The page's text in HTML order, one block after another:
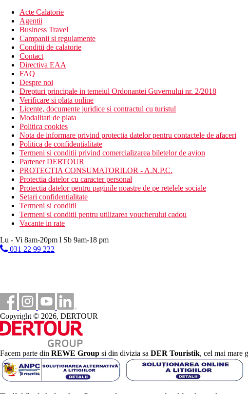
piscina
restaurant
lobby bar
Descrierea plajei
plaja cu nisip
marcat cu Steagul Albastru
Activitati sportive gratuite
fitness
Activitati sportive contra cost
snorkelling
aqua park
scufundari
calarie
bowling
ciclism
caiac
windsurfing
masaj
Dieta
Cazare si mic dejun – mic dejun tip bufet.
Categoria oficiala
3 stele
Incepand cu 2025, in Grecia exista obligatia de a plati taxa climatica in
statiune in Grecia sunt (Aprilie – Octombrie): 5.00 €. Tarifele afisate sunt
Distanţe
Distanta pana la plaja
300 m
Centrul orasului
Acte Calatorie
Agentii
Business Travel
Campanii si regulamente
Conditii de calatorie
Contact
Directiva EAA
FAQ
Despre noi
Drepturi principale in temeiul Ordonantei Guvernului nr. 2/2018
Verificare si plata online
Licente, documente juridice si contractul cu turistul
Modalitati de plata
Politica cookies
Nota de informare privind protectia datelor pentru contactele de afaceri
Politica de confidentialitate
Termeni si conditii privind comercializarea biletelor de avion
Partener DERTOUR
PROTECTIA CONSUMATORILOR - A.N.P.C.
Protectia datelor cu caracter personal
Protectia datelor pentru paginile noastre de pe retelele sociale
Setari confidentialitate
Termeni si conditii
Termeni si conditii pentru utilizarea voucherului cadou
Vacante in rate
Lu - Vi 8am-20pm l Sb 9am-18 pm
031 22 99 222
Copyright © 2026, DERTOUR
Facem parte din REWE Group si din divizia sa DER Touristik, cel mai mare